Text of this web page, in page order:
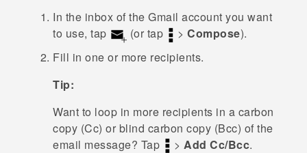
HỖ TRỢIn the inbox of the Gmail account you want
to use, tap
(or tap > Compose).
Fill in one or more recipients.
Tip:
Want to loop in more recipients in a carbon
copy (Cc) or blind carbon copy (Bcc) of the
email message? Tap
> Add Cc/Bcc.